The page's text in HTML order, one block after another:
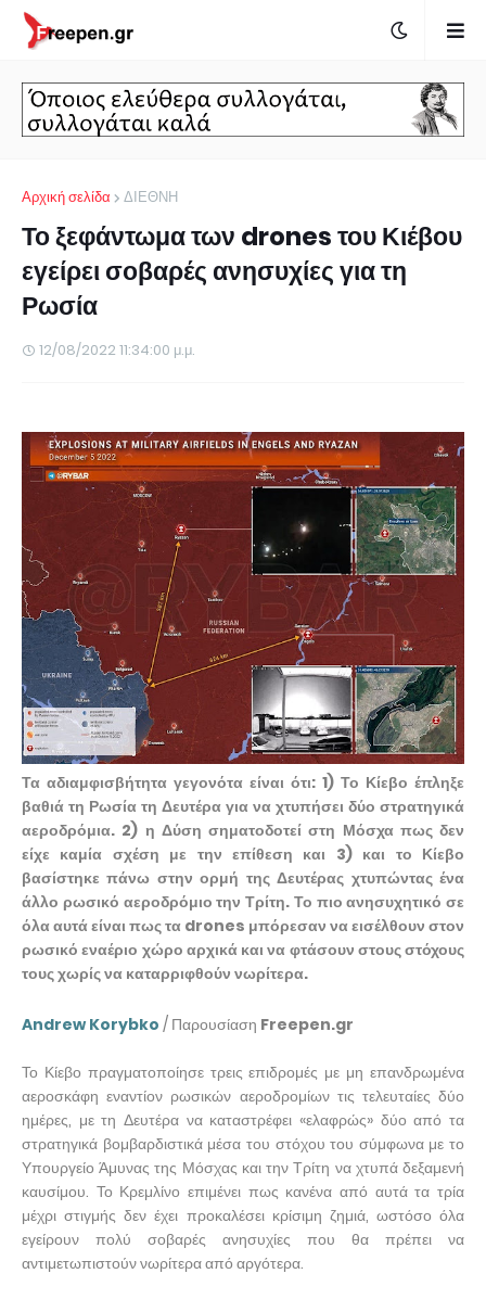
Αρχική σελίδα ΔΙΕΘΝΗ
Το ξεφάντωμα των drones του Κιέβου
εγείρει σοβαρές ανησυχίες για τη
Ρωσία
12/08/2022 11:34:00 μ.μ.
Τα αδιαμφισβήτητα γεγονότα είναι ότι: 1) Το Κίεβο έπληξε
βαθιά τη Ρωσία τη Δευτέρα για να χτυπήσει δύο στρατηγικά
αεροδρόμια. 2) η Δύση σηματοδοτεί στη Μόσχα πως δεν
είχε καμία σχέση με την επίθεση και 3) και το Κίεβο
βασίστηκε πάνω στην ορμή της Δευτέρας χτυπώντας ένα
άλλο ρωσικό αεροδρόμιο την Τρίτη. Το πιο ανησυχητικό σε
όλα αυτά είναι πως τα drones μπόρεσαν να εισέλθουν στον
ρωσικό εναέριο χώρο αρχικά και να φτάσουν στους στόχους
τους χωρίς να καταρριφθούν νωρίτερα.
Andrew Korybko / Παρουσίαση Freepen.gr
Το Κίεβο πραγματοποίησε τρεις επιδρομές με μη επανδρωμένα
αεροσκάφη εναντίον ρωσικών αεροδρομίων τις τελευταίες δύο
ημέρες, με τη Δευτέρα να καταστρέφει «ελαφρώς» δύο από τα
στρατηγικά βομβαρδιστικά μέσα του στόχου του σύμφωνα με το
Υπουργείο Άμυνας της Μόσχας και την Τρίτη να χτυπά δεξαμενή
καυσίμου. Το Κρεμλίνο επιμένει πως κανένα από αυτά τα τρία
μέχρι στιγμής δεν έχει προκαλέσει κρίσιμη ζημιά, ωστόσο όλα
εγείρουν πολύ σοβαρές ανησυχίες που θα πρέπει να
αντιμετωπιστούν νωρίτερα από αργότερα.